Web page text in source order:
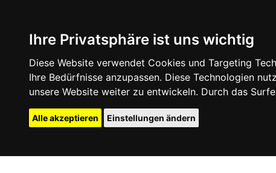
Ihre Privatsphäre ist uns wichtig
Diese Website verwendet Cookies und Targeting
Ihre Bedürfnisse anzupassen. Diese Technologien
unsere Website weiter zu entwickeln. Durch das
Alle akzeptieren Einstellungen ändern